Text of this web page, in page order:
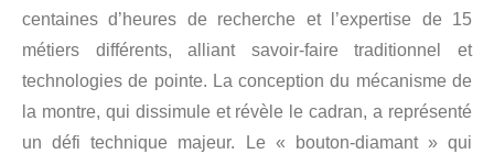
centaines d’heures de recherche et l’expertise de 15
métiers différents, alliant savoir-faire traditionnel et
technologies de pointe. La conception du mécanisme de
la montre, qui dissimule et révèle le cadran, a représenté
un défi technique majeur. Le « bouton-diamant » qui